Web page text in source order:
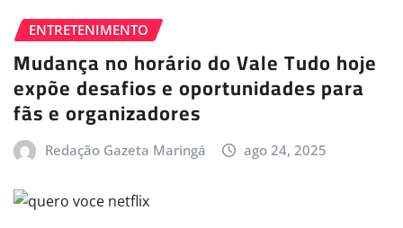
ENTRETENIMENTO
Mudança no horário do Vale Tudo hoje
expõe desafios e oportunidades para
fãs e organizadores
Redação Gazeta Maringá ago 24, 2025